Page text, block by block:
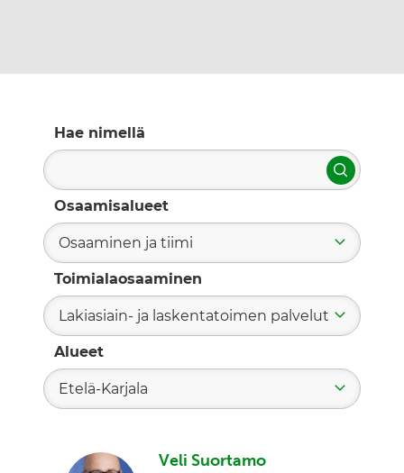
Hae nimellä
Hae
Osaamisalueet
Osaaminen ja tiimi
Toimialaosaaminen
Lakiasiain- ja laskentatoimen palvelut
Alueet
Etelä-Karjala
Veli Suortamo